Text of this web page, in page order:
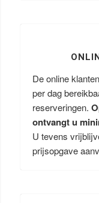
De online
per dag
reserveringen.
ontvangt u
U tevens
prijsopgave